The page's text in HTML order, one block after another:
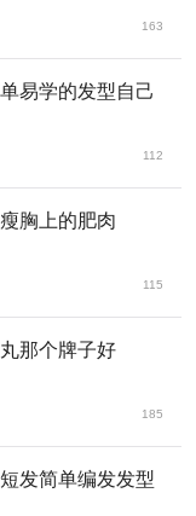
163
易学的发型自己
112
胸上的肥肉
115
那个牌子好
185
发简单编发发型